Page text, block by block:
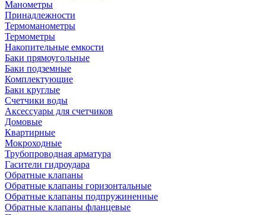
Манометры
Принадлежности
Термоманометры
Термометры
Накопительные емкости
Баки прямоугольные
Баки подземные
Комплектующие
Баки круглые
Счетчики воды
Аксессуары для счетчиков
Домовые
Квартирные
Мокроходные
Трубопроводная арматура
Гасители гидроудара
Обратные клапаны
Обратные клапаны горизонтальные
Обратные клапаны подпружиненные
Обратные клапаны фланцевые